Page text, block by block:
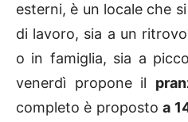
esterni, è un locale che
di lavoro, sia a un
o in famiglia, sia a
venerdì propone il
completo è propostoa